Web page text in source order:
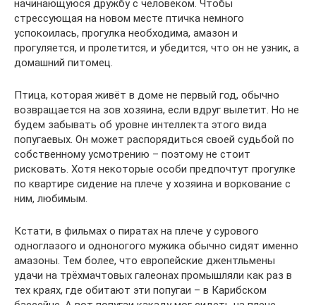
начинающуюся дружбу с человеком. Чтобы
стрессующая на новом месте птичка немного
успокоилась, прогулка необходима, амазон и
прогуляется, и пролетится, и убедится, что он не узник, а
домашний питомец.
Птица, которая живёт в доме не первый год, обычно
возвращается на зов хозяина, если вдруг вылетит. Но не
будем забывать об уровне интеллекта этого вида
попугаевых. Он может распорядиться своей судьбой по
собственному усмотрению – поэтому не стоит
рисковать. Хотя некоторые особи предпочтут прогулке
по квартире сидение на плече у хозяина и воркование с
ним, любимым.
Кстати, в фильмах о пиратах на плече у сурового
одноглазого и одноногого мужика обычно сидят именно
амазоны. Тем более, что европейские джентльмены
удачи на трёхмачтовых галеонах промышляли как раз в
тех краях, где обитают эти попугаи – в Карибском